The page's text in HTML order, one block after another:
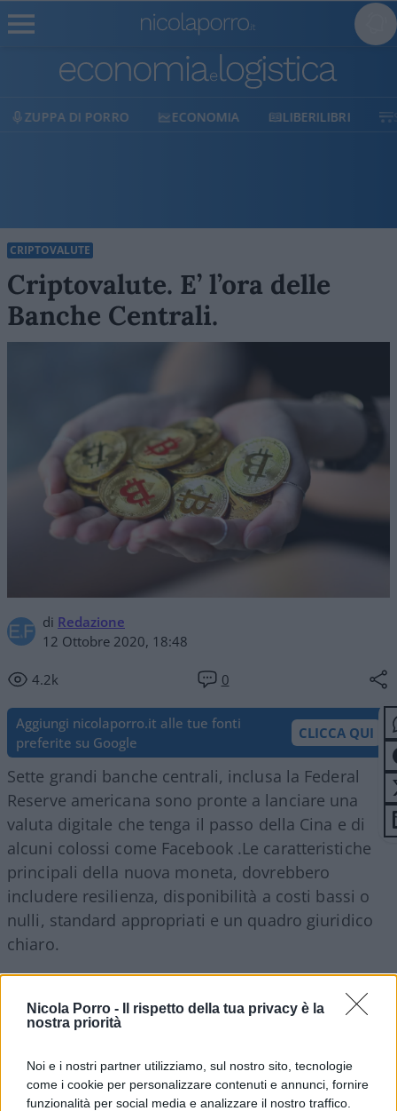
Nicola Porro -
Il rispetto della tua privacy è la
nostra priorità
Noi e i nostri partner utilizziamo, sul nostro sito, tecnologie
come i cookie per personalizzare contenuti e annunci, fornire
funzionalità per social media e analizzare il nostro traffico.
PORRO ECONOMIA LIBERILIBRI SHOP
CRIPTOVALUTE
Criptovalute. E’ l’ora delle
Banche Centrali.
di Redazione
12 Ottobre 2020, 18:48
4.2k 0
Aggiungi nicolaporro.it alle tue fonti
preferite su Google
CLICCA QUI
Sette grandi banche centrali, inclusa la Federal
Reserve americana sono pronte a lanciare una
valuta digitale che tenga il passo della Cina e di
alcuni colossi come Facebook .Le caratteristiche
principali della nuova moneta, dovrebbero
includere resilienza, disponibilità a costi bassi o
nulli, standard appropriati e un quadro giuridico
chiaro.
L’aumento dei pagamenti senza contanti da
hanno accelerato il modo in cui la tecnologia sta
cambiando le forme di denaro.